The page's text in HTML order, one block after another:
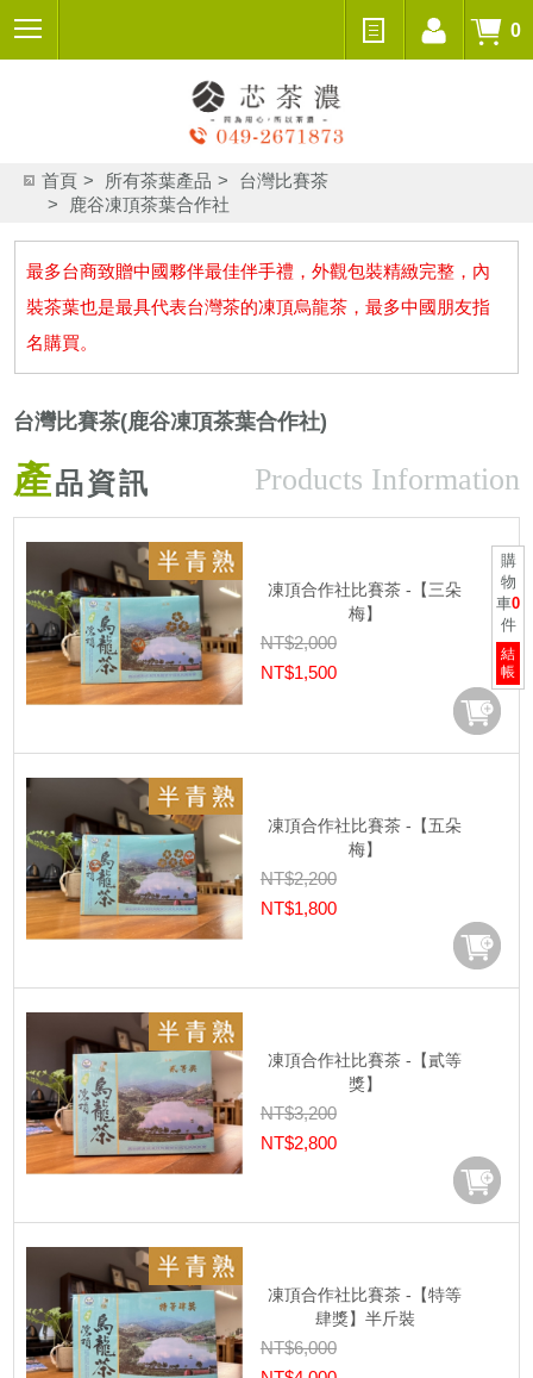
0
購
物
車0
件
結
帳
首頁 所有茶葉產品
台灣比賽茶
鹿谷凍頂茶葉合作社
最多台商致贈中國夥伴最佳伴手禮，外觀包裝精緻完整，內
裝茶葉也是最具代表台灣茶的凍頂烏龍茶，最多中國朋友指
名購買。
台灣比賽茶(鹿谷凍頂茶葉合作社)
產品資訊 Products Information
凍頂合作社比賽茶 -【三朵
梅】
NT$2,000
NT$1,500
凍頂合作社比賽茶 -【五朵
梅】
NT$2,200
NT$1,800
凍頂合作社比賽茶 -【貳等
獎】
NT$3,200
NT$2,800
凍頂合作社比賽茶 -【特等
肆獎】半斤裝
NT$6,000